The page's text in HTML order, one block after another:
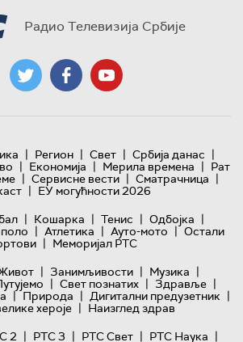
Радио Телевизија Србије
| Регион | Свет | Србија данас |
| Економија | Мерила времена | Рат
| Сервисне вести | Сматрачница |
| ЕУ могућности 2026
| Кошарка | Тенис | Одбојка |
| Атлетика | Ауто-мото | Остали
| Меморијал РТС
| Занимљивости | Музика |
| Свет познатих | Здравље |
| Природа | Дигитални предузетник |
хероје | Наизглед здрав
2 | РТС 3 | РТС Свет | РТС Наука |